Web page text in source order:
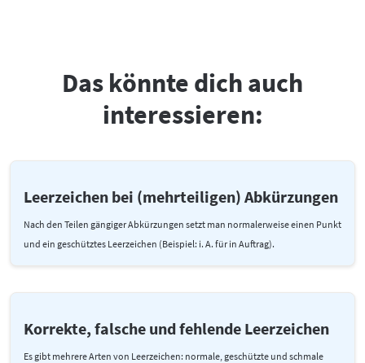
Das könnte dich auch
interessieren:
Leerzeichen bei (mehrteiligen) Abkürzungen
Nach den Teilen gängiger Abkürzungen setzt man normalerweise einen Punkt
und ein geschütztes Leerzeichen (Beispiel: i. A. für in Auftrag).
Korrekte, falsche und fehlende Leerzeichen
Es gibt mehrere Arten von Leerzeichen: normale, geschützte und schmale